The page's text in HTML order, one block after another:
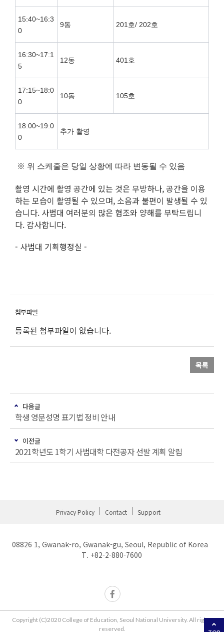
15:40~16:3
0
9동 201호/ 202호
16:30~17:1
5
12동 401호
17:15~18:0
0
10동 105호
18:00~19:0
0
추가 촬영
※ 위 스케줄은 당일 상황에 따라 변동될 수 있음
촬영 시간에 촬영 공간에 있는 것은 무방하나, 공간을 이용
하는 모습이 촬영될 수 있으며, 소음과 불편이 발생될 수 있
습니다. 사범대 여러분의 많은 협조와 양해를 부탁드립니
다. 감사합니다.
- 사범대 기획행정실 -
등록된 첨부파일이 없습니다.
목록
다음글
학생 영문성명 표기법 정비 안내
이전글
2021학년도 1학기 사범대학 다전공자 선발 계획 알림
Privacy Policy Contact Support
08826 1, Gwanak-ro, Gwanak-gu, Seoul, Republic of Korea
T. +82-2-880-7600
Copyright (C)2020 College of Education, Seoul National University. All rights
reserved.